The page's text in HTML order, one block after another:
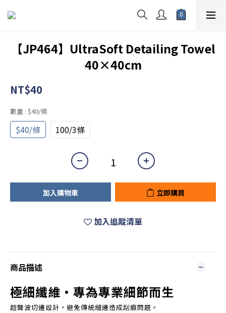
【JP464】UltraSoft Detailing Towel
40×40cm
NT$40
數量 : $40/條
$40/條 100/3條
加入購物車 立即購買
加入追蹤清單
商品描述
極細纖維・專為專業細節而生
超聲波切邊設計，避免傳統縫邊造成刮痕問題。